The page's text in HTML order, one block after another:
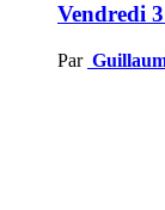
Vendredi
Par